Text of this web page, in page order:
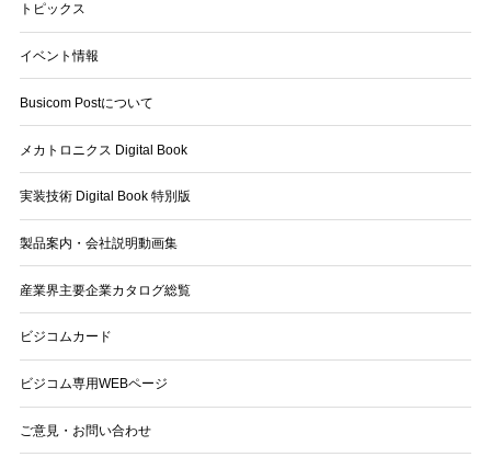
トピックス
イベント情報
Busicom Postについて
メカトロニクス Digital Book
実装技術 Digital Book 特別版
製品案内・会社説明動画集
産業界主要企業カタログ総覧
ビジコムカード
ビジコム専用WEBページ
ご意見・お問い合わせ